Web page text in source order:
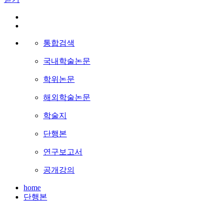
통합검색
국내학술논문
학위논문
해외학술논문
학술지
단행본
연구보고서
공개강의
home
단행본